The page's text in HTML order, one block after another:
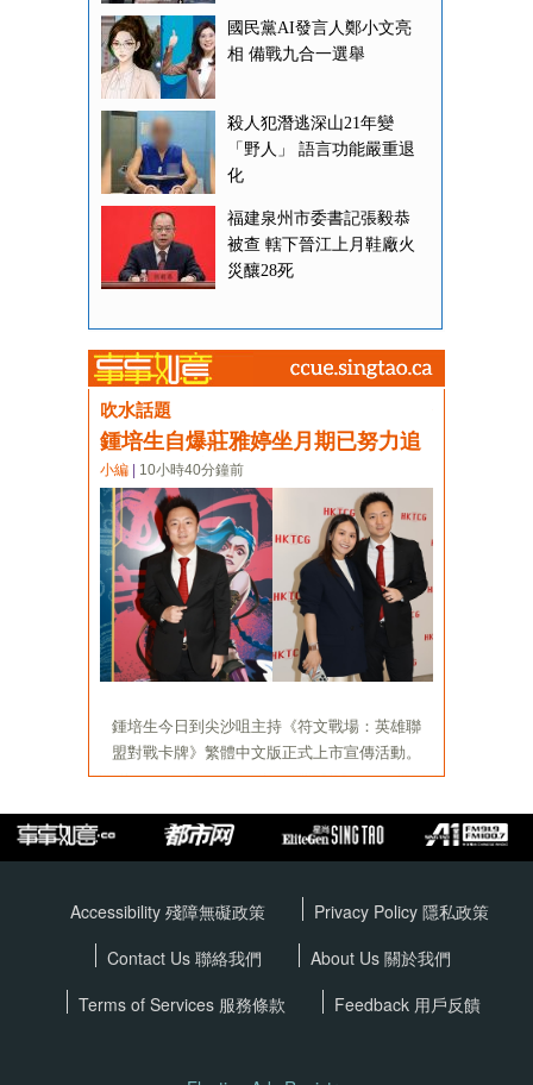
Accessibility 殘障無礙政策 Privacy Policy 隱私政策
Contact Us 聯絡我們
About Us 關於我們
Terms of Services 服務條款 Feedback 用戶反饋